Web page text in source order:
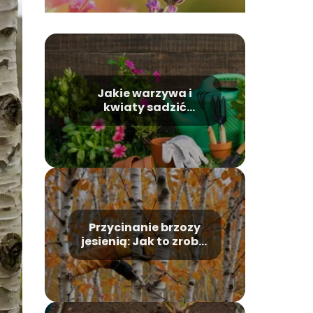
Jakie warzywa i
kwiaty sadzić
wiosną?
Przycinanie brzozy
jesienią: Jak to zrobić
poprawnie?